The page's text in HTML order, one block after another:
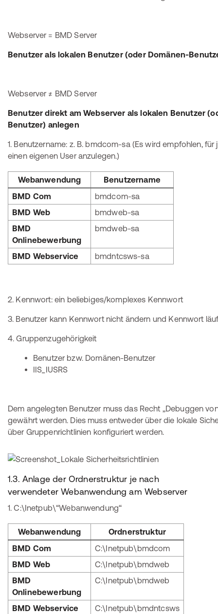
Webserver = BMD Server
Benutzer als lokalen Benutzer (oder Domänen-
Webserver ≠ BMD Server
Benutzer direkt am Webserver als lokalen Benutzer
Benutzer) anlegen
1. Benutzername: z. B. bmdcom-sa (Es wird empfohlen,
einen eigenen User anzulegen.)
Webanwendung
Benutzername
BMD Com
bmdcom-sa
BMD Web
bmdweb-sa
BMD
Onlinebewerbung
bmdweb-sa
BMD Webservice bmdntcsws-sa
2. Kennwort: ein beliebiges/komplexes Kennwort
3. Benutzer kann Kennwort nicht ändern und Kennwort
4. Gruppenzugehörigkeit
Benutzer bzw. Domänen-Benutzer
IIS_IUSRS
Dem angelegten Benutzer muss das Recht „Debuggen
gewährt werden. Dies muss entweder über die lokale
über Gruppenrichtlinien konfiguriert werden.
1.3. Anlage der Ordnerstruktur je nach
verwendeter Webanwendung am Webserver
1. C:\Inetpub\“Webanwendung“
Webanwendung
Ordnerstruktur
BMD Com
C:\Inetpub\bmdcom
BMD Web
C:\Inetpub\bmdweb
BMD
Onlinebewerbung
C:\Inetpub\bmdweb
BMD Webservice C:\Inetpub\bmdntcsws